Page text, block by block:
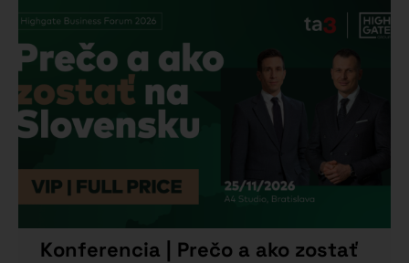
Konferencia | Prečo a ako zostať